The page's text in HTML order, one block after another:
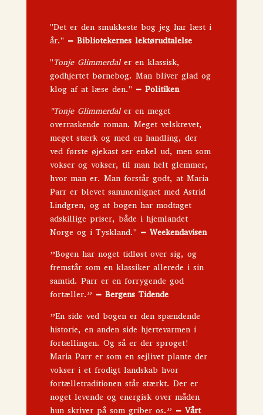
"Det er den smukkeste bog jeg har læst i
år." –Bibliotekernes lektørudtalelse
"Tonje Glimmerdaler en klassisk,
godhjertet børnebog. Man bliver glad og
klog af at læse den." –Politiken
"Tonje Glimmerdaler en meget
overraskende roman. Meget velskrevet,
meget stærk og med en handling, der
ved første øjekast ser enkel ud, men som
vokser og vokser, til man helt glemmer,
hvor man er. Man forstår godt, at Maria
Parr er blevet sammenlignet med Astrid
Lindgren, og at bogen har modtaget
adskillige priser, både i hjemlandet
Norge og i Tyskland." –Weekendavisen
”Bogen har noget tidløst over sig, og
fremstår som en klassiker allerede i sin
samtid. Parr er en forrygende god
fortæller.” –Bergens Tidende
”En side ved bogen er den spændende
historie, en anden side hjertevarmen i
fortællingen. Og så er der sproget!
Maria Parr er som en sejlivet plante der
vokser i et frodigt landskab hvor
fortælletraditionen står stærkt. Der er
noget levende og energisk over måden
hun skriver på som griber os.” –Vårt